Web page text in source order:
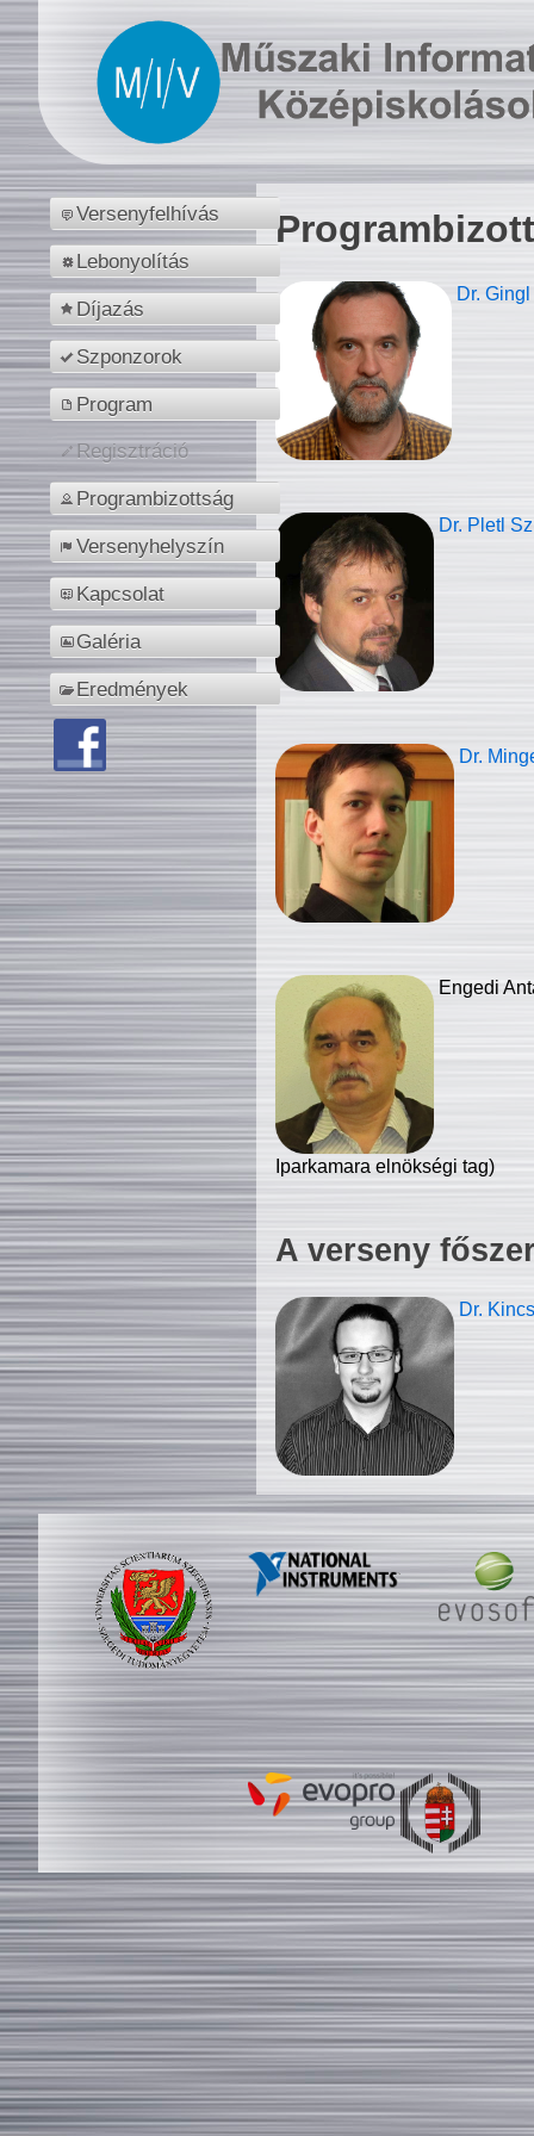
Versenyfelhívás
Lebonyolítás
Díjazás
Szponzorok
Program
Regisztráció
Programbizottság
Versenyhelyszín
Kapcsolat
Galéria
Eredmények
Dr.
Dr. Pletl
Dr.
Engedi
Iparkamara elnökségi tag)
A verseny
Dr.